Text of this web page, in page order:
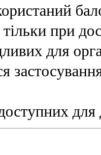
тільки при
для
для